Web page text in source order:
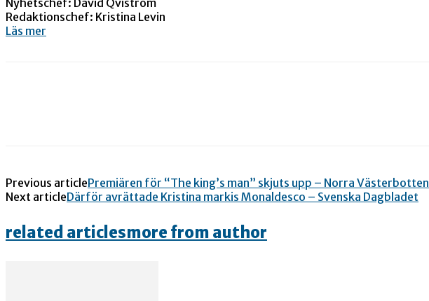
Redaktionschef: Kristina Levin
Läs mer
Previous articlePremiären för “The king’s man” skjuts upp – Norra Västerbotten
Next articleDärför avrättade Kristina markis Monaldesco – Svenska Dagbladet
related articlesmore from author